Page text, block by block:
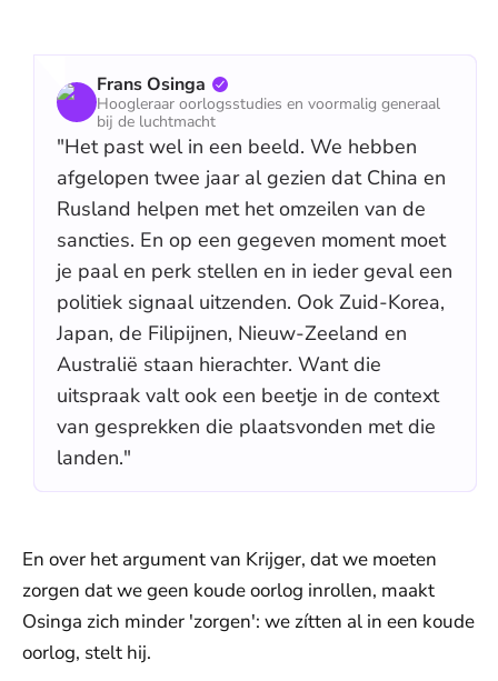
Frans Osinga
Hoogleraar oorlogsstudies en voormalig generaal
bij de luchtmacht
"Het past wel in een beeld. We hebben
afgelopen twee jaar al gezien dat China en
Rusland helpen met het omzeilen van de
sancties. En op een gegeven moment moet
je paal en perk stellen en in ieder geval een
politiek signaal uitzenden. Ook Zuid-Korea,
Japan, de Filipijnen, Nieuw-Zeeland en
Australië staan hierachter. Want die
uitspraak valt ook een beetje in de context
van gesprekken die plaatsvonden met die
landen."
En over het argument van Krijger, dat we moeten
zorgen dat we geen koude oorlog inrollen, maakt
Osinga zich minder 'zorgen': we zítten al in een koude
oorlog, stelt hij.